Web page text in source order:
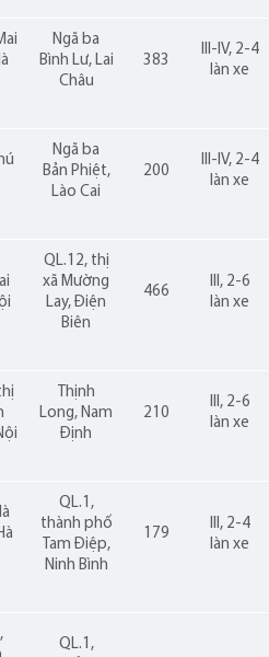
Ngã ba
Bình Lư, Lai
Châu
383
III-IV, 2-4
làn xe
Ngã ba
Bản Phiệt,
Lào Cai
200
III-IV, 2-4
làn xe
QL.12, thị
xã Mường
Lay, Điện
Biên
466
III, 2-6
làn xe
Thịnh
Long, Nam
Định
210
III, 2-6
làn xe
QL.1,
thành phố
Tam Điệp,
Ninh Bình
179
III, 2-4
làn xe
QL.1,